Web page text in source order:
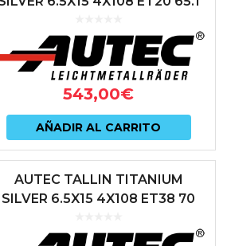
543,00€
AÑADIR AL CARRITO
AUTEC TALLIN TITANIUM
SILVER 6.5X15 4X108 ET38 70